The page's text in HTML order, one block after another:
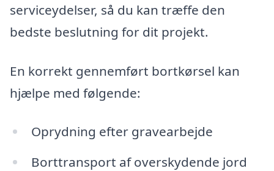
serviceydelser, så du kan træffe den
bedste beslutning for dit projekt.
En korrekt gennemført bortkørsel kan
hjælpe med følgende:
Oprydning efter gravearbejde
Borttransport af overskydende jord